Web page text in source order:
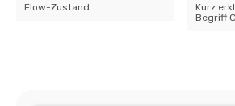
Flow-Zustand
Kurz
Begriff